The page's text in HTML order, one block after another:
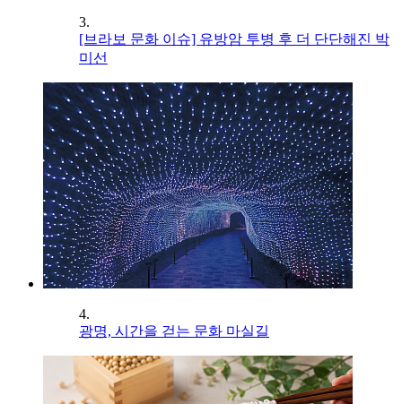
3.
[브라보 문화 이슈] 유방암 투병 후 더 단단해진 박
미선
4.
광명, 시간을 걷는 문화 마실길